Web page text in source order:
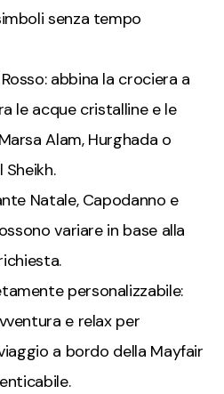
senza tempo
abbina la crociera a
le acque cristalline e le
Alam, Hurghada o
Sheikh.
Natale, Capodanno e
variare in base alla
personalizzabile:
e relax per
a bordo della Mayfair